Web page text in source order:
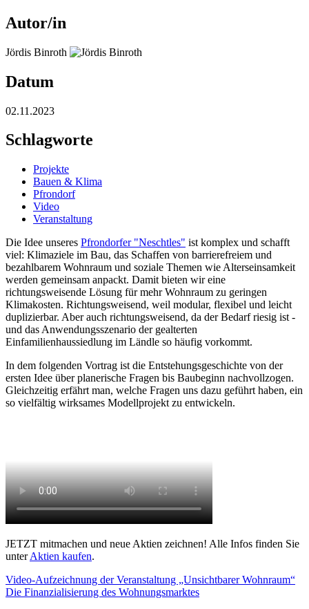
Autor/in
Jördis Binroth
Datum
02.11.2023
Schlagworte
Projekte
Bauen & Klima
Pfrondorf
Video
Veranstaltung
Die Idee unseres Pfrondorfer "Neschtles" ist komplex und schafft
viel: Klimaziele im Bau, das Schaffen von barrierefreiem und
bezahlbarem Wohnraum und soziale Themen wie Alterseinsamkeit
werden gemeinsam anpackt. Damit bieten wir eine
richtungsweisende Lösung für mehr Wohnraum zu geringen
Klimakosten. Richtungsweisend, weil modular, flexibel und leicht
duplizierbar. Aber auch richtungsweisend, da der Bedarf riesig ist -
und das Anwendungsszenario der gealterten
Einfamilienhaussiedlung im Ländle so häufig vorkommt.
In dem folgenden Vortrag ist die Entstehungsgeschichte von der
ersten Idee über planerische Fragen bis Baubeginn nachvollzogen.
Gleichzeitig erfährt man, welche Fragen uns dazu geführt haben, ein
so vielfältig wirksames Modellprojekt zu entwickeln.
JETZT mitmachen und neue Aktien zeichnen! Alle Infos finden Sie
unterAktien kaufen.
Video-Aufzeichnung der Veranstaltung „Unsichtbarer Wohnraum“
Die Finanzialisierung des Wohnungsmarktes